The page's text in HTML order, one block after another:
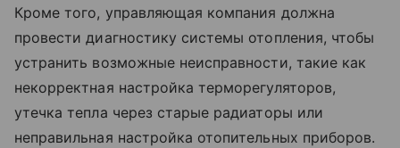
Кроме того, управляющая компания должна
провести диагностику системы отопления, чтобы
устранить возможные неисправности, такие как
некорректная настройка терморегуляторов,
утечка тепла через старые радиаторы или
неправильная настройка отопительных приборов.